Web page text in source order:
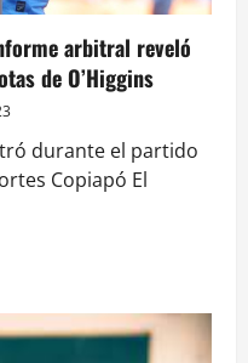
arbitral reveló
de O’Higgins
durante el partido
Copiapó El